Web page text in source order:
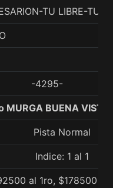
TU LIBRE-
-4295-
MURGA BUENA
Pista Normal
Indice: 1 al 1
al 1ro, $178500